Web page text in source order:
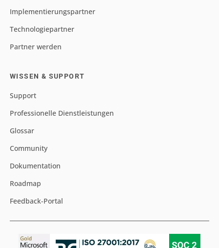
Implementierungspartner
Technologiepartner
Partner werden
WISSEN & SUPPORT
Support
Professionelle Dienstleistungen
Glossar
Community
Dokumentation
Roadmap
Feedback-Portal